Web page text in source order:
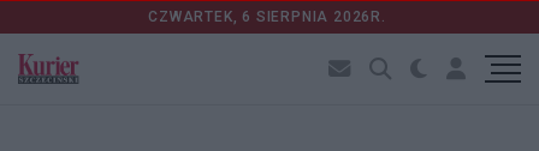
CZWARTEK, 6 SIERPNIA 2026R.